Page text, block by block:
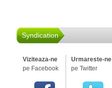
Syndication
Viziteaza-ne
pe Facebook
Urmareste-ne
pe Twitter